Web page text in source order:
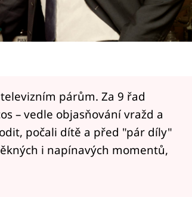
párům. Za 9 řad
– vedle objasňování vražd a
počali dítě a před "pár díly"
i napínavých momentů,